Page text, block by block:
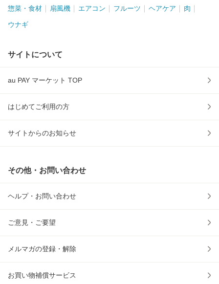
惣菜・食材 扇風機 エアコン フルーツ ヘアケア 肉
ウナギ
サイトについて
au PAY マーケット TOP
はじめてご利用の方
サイトからのお知らせ
その他・お問い合わせ
ヘルプ・お問い合わせ
ご意見・ご要望
メルマガの登録・解除
お買い物補償サービス